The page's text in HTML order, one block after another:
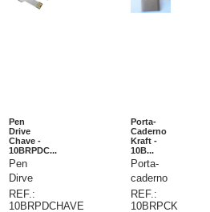
Pen
Drive
Chave -
10BRPDC...
Pen
Dirve
Chave,
carcaça
REF.:
10BRPDCHAVE
Porta-
Caderno
Kraft -
10B...
Porta-
caderno
em kraft
420gr,
REF.:
10BRPCK